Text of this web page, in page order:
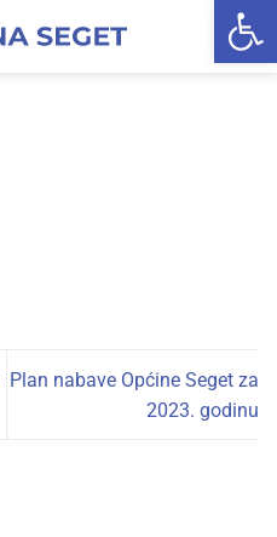
Plan nabave Općine Seget za
2023. godinu